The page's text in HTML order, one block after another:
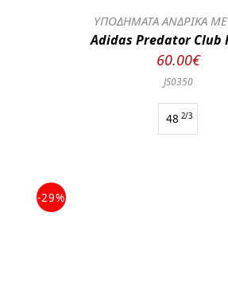
ΥΠΟΔΗΜΑΤΑ ΑΝΔΡΙΚΑ
Adidas Predator Club
60.00€
JS0350
48 2/3
-29%